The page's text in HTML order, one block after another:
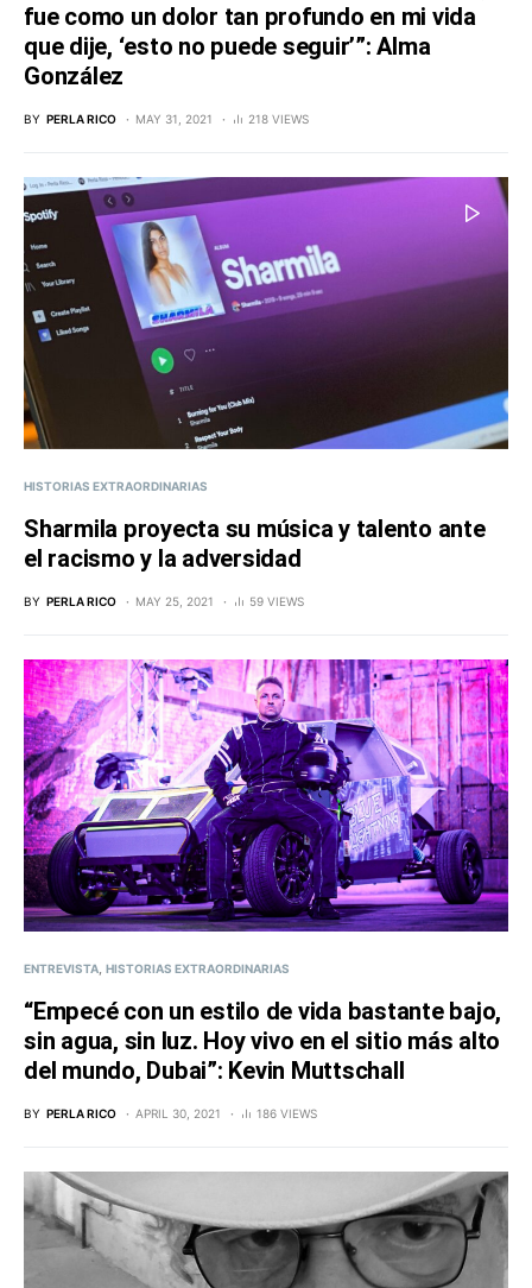
fue como un dolor tan profundo en mi vida
que dije, ‘esto no puede seguir’”: Alma
González
BY PERLA RICO MAY 31, 2021 218 VIEWS
HISTORIAS EXTRAORDINARIAS
Sharmila proyecta su música y talento ante
el racismo y la adversidad
BY PERLA RICO MAY 25, 2021 59 VIEWS
ENTREVISTA HISTORIAS EXTRAORDINARIAS
“Empecé con un estilo de vida bastante bajo,
sin agua, sin luz. Hoy vivo en el sitio más alto
del mundo, Dubai”: Kevin Muttschall
BY PERLA RICO APRIL 30, 2021 186 VIEWS